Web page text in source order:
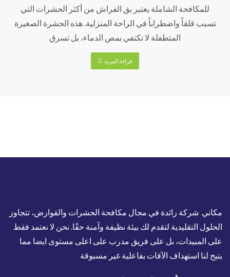
للمكافحة الشاملة يعتبر بق الفراش من أكثر الحشرات التي
تسبب قلقاً واضطراباً في الراحة المنزلية. هذه الحشرة الصغيرة
المتطفلة لا تكتفي بمص الدماء، بل تسرق
قراءة المزيد
مكاني شركة رائدة في مجال مكافحة الحشرات والقوارض، تتجاوز
الحلول التقليدية لتقدم لك بيئة نظيفة وآمنة حقًا. نحن لا نعتمد فقط
على المبيدات، بل على فريق مدرب على اعلى مستوى ايضا مما
يتيح لنا استهداف الآفات بفاعلية غير مسبوقة